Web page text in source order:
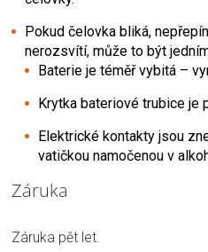
Pokud čelovka bliká,
nerozsvítí, může to být
Baterie je téměř vybitá –
Krytka bateriové trubice je
Elektrické kontakty jsou
vatičkou namočenou v
Záruka
Záruka pět let.